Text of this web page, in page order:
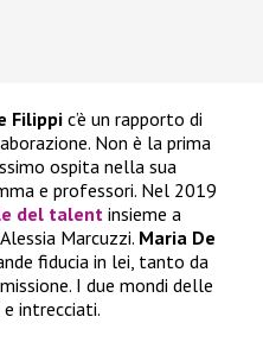
Filippic’è un rapporto di
Non è la prima
ospita nella sua
e professori. Nel 2019
del talent insieme a
Marcuzzi. Maria De
fiducia in lei, tanto da
I due mondi delle
intrecciati.